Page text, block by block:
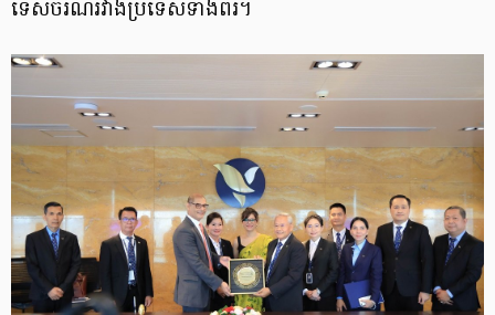
ទេសចរណ៍រវាងប្រទេសទាំងពីរ។